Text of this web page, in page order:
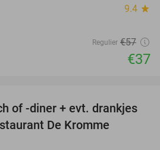
9.4 star
Regulier €57
€37
16%
of -diner + evt. drankjes
De Kromme